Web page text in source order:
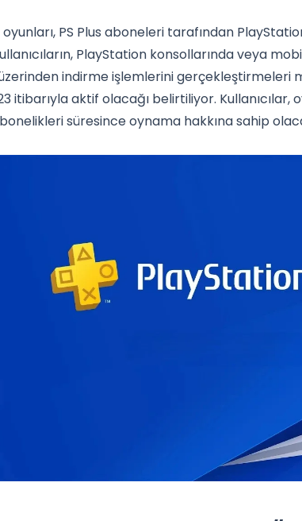
oyunları, PS Plus aboneleri tarafından
PlayStation konsollarında veya
indirme işlemlerini gerçekleştirmeleri
itibarıyla aktif olacağı belirtiliyor. Kullanıcılar,
süresince oynama hakkına sahip